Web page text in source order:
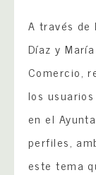
A través de
Díaz y
Comercio,
los
en el
perfiles,
este tema